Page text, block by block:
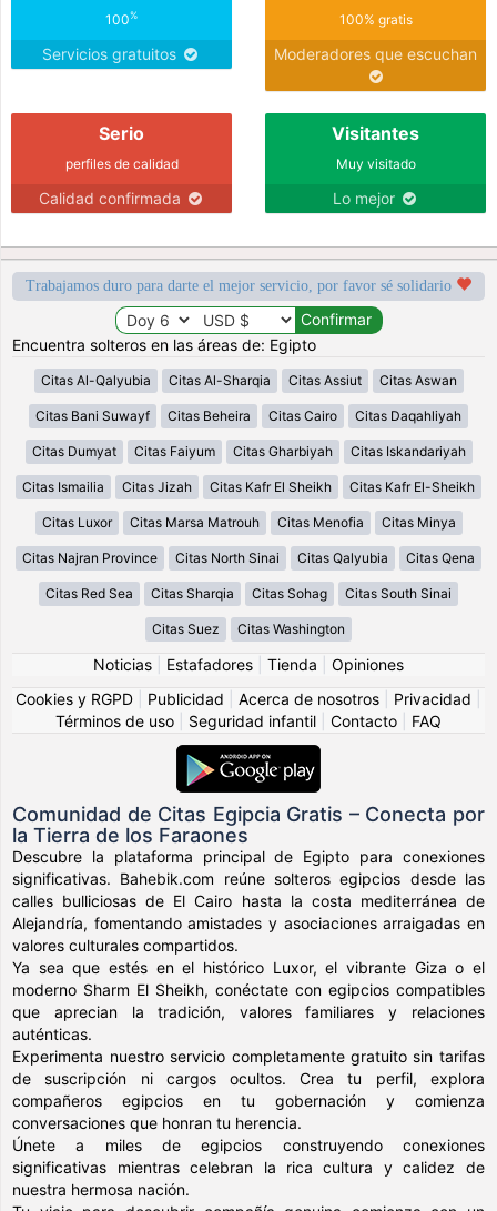
100%
Servicios gratuitos
100% gratis
Moderadores que escuchan
Serio
perfiles de calidad
Calidad confirmada
Visitantes
Muy visitado
Lo mejor
Trabajamos duro para darte el mejor servicio, por favor sé solidario
Encuentra solteros en las áreas de: Egipto
Citas Al-Qalyubia Citas Al-Sharqia Citas Assiut Citas Aswan
Citas Bani Suwayf Citas Beheira Citas Cairo Citas Daqahliyah
Citas Dumyat Citas Faiyum Citas Gharbiyah Citas Iskandariyah
Citas Ismailia Citas Jizah Citas Kafr El Sheikh Citas Kafr El-Sheikh
Citas Luxor Citas Marsa Matrouh Citas Menofia Citas Minya
Citas Najran Province Citas North Sinai Citas Qalyubia Citas Qena
Citas Red Sea Citas Sharqia Citas Sohag Citas South Sinai
Citas Suez Citas Washington
Noticias Estafadores Tienda
Opiniones
Cookies y RGPD
Publicidad Acerca de nosotros Privacidad
Términos de uso
Seguridad infantil Contacto FAQ
Comunidad de Citas Egipcia Gratis – Conecta por
la Tierra de los Faraones
Descubre la plataforma principal de Egipto para conexiones
significativas. Bahebik.com reúne solteros egipcios desde las
calles bulliciosas de El Cairo hasta la costa mediterránea de
Alejandría, fomentando amistades y asociaciones arraigadas en
valores culturales compartidos.
Ya sea que estés en el histórico Luxor, el vibrante Giza o el
moderno Sharm El Sheikh, conéctate con egipcios compatibles
que aprecian la tradición, valores familiares y relaciones
auténticas.
Experimenta nuestro servicio completamente gratuito sin tarifas
de suscripción ni cargos ocultos. Crea tu perfil, explora
compañeros egipcios en tu gobernación y comienza
conversaciones que honran tu herencia.
Únete a miles de egipcios construyendo conexiones
significativas mientras celebran la rica cultura y calidez de
nuestra hermosa nación.